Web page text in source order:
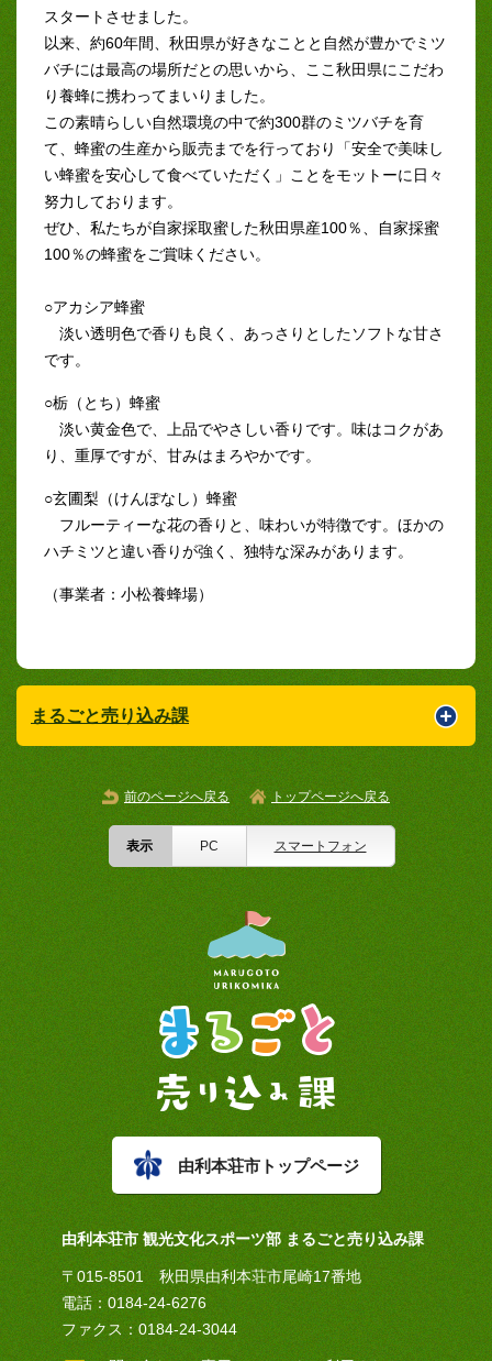
スタートさせました。
以来、約60年間、秋田県が好きなことと自然が豊かでミツ
バチには最高の場所だとの思いから、ここ秋田県にこだわ
り養蜂に携わってまいりました。
この素晴らしい自然環境の中で約300群のミツバチを育
て、蜂蜜の生産から販売までを行っており「安全で美味し
い蜂蜜を安心して食べていただく」ことをモットーに日々
努力しております。
ぜひ、私たちが自家採取蜜した秋田県産100％、自家採蜜
100％の蜂蜜をご賞味ください。
○アカシア蜂蜜
淡い透明色で香りも良く、あっさりとしたソフトな甘さ
です。
○栃（とち）蜂蜜
淡い黄金色で、上品でやさしい香りです。味はコクがあ
り、重厚ですが、甘みはまろやかです。
○玄圃梨（けんぽなし）蜂蜜
フルーティーな花の香りと、味わいが特徴です。ほかの
ハチミツと違い香りが強く、独特な深みがあります。
（事業者：小松養蜂場）
まるごと売り込み課
前のページへ戻る トップページへ戻る
表示 PC スマートフォン
由利本荘市トップページ
由利本荘市 観光文化スポーツ部 まるごと売り込み課
〒015-8501 秋田県由利本荘市尾崎17番地
電話：0184-24-6276
ファクス：0184-24-3044